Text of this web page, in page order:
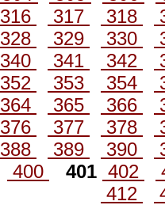
316
317 318
328
329 330
340
341 342
352
353 354
364
365 366
376
377 378
388
389 390
400
401 402
412